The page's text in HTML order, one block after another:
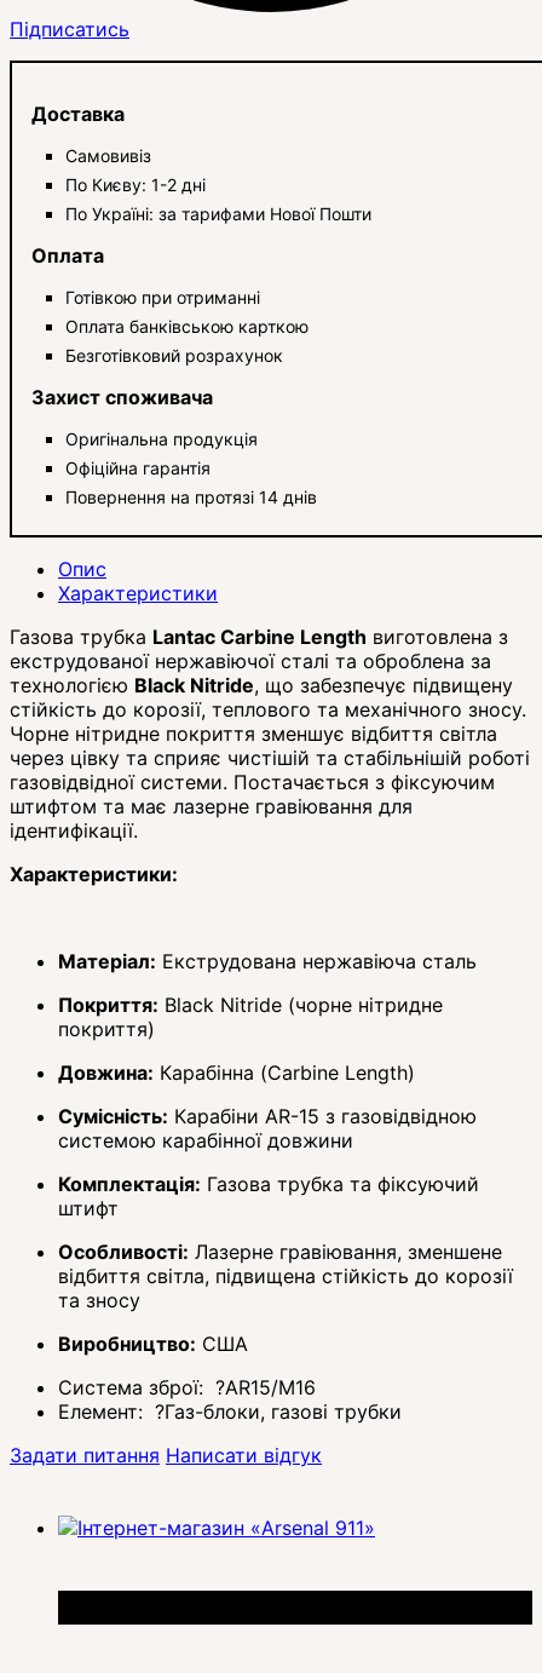
Підписатись
Доставка
Самовивіз
По Києву: 1-2 дні
По Україні: за тарифами Нової Пошти
Оплата
Готівкою при отриманні
Оплата банківською карткою
Безготівковий розрахунок
Захист споживача
Оригінальна продукція
Офіційна гарантія
Повернення на протязі 14 днів
Опис
Характеристики
Газова трубка Lantac Carbine Length виготовлена з
екструдованої нержавіючої сталі та оброблена за
технологією Black Nitride, що забезпечує підвищену
стійкість до корозії, теплового та механічного зносу.
Чорне нітридне покриття зменшує відбиття світла
через цівку та сприяє чистішій та стабільнішій роботі
газовідвідної системи. Постачається з фіксуючим
штифтом та має лазерне гравіювання для
ідентифікації.
Характеристики:
Матеріал: Екструдована нержавіюча сталь
Покриття: Black Nitride (чорне нітридне
покриття)
Довжина: Карабінна (Carbine Length)
Сумісність: Карабіни AR-15 з газовідвідною
системою карабінної довжини
Комплектація: Газова трубка та фіксуючий
штифт
Особливості: Лазерне гравіювання, зменшене
відбиття світла, підвищена стійкість до корозії
та зносу
Виробництво: США
Система зброї: ?AR15/M16
Елемент: ?Газ-блоки, газові трубки
Задати питання Написати відгук